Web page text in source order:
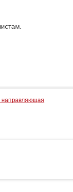
направляющая